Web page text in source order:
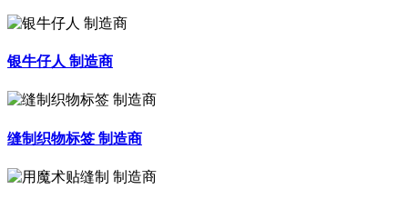
银牛仔人 制造商
缝制织物标签 制造商